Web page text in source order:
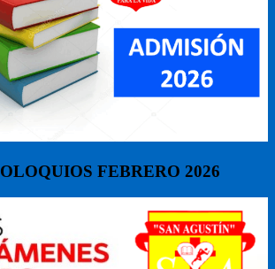
FEBRERO 2026